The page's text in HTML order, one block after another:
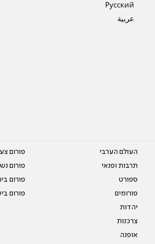
Pусский
عربية
העולם הערבי
תרבות ופנאי
ספורט
פורומים
יהדות
צרכנות
אופנה
פורום
פורום
פורום
פורום